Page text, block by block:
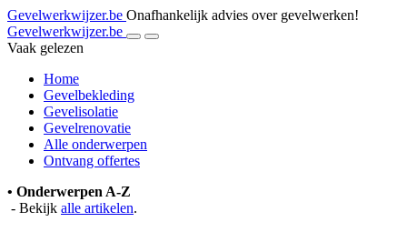
Gevelwerkwijzer.be Onafhankelijk advies over gevelwerken!
Gevelwerkwijzer.be
Vaak gelezen
Home
Gevelbekleding
Gevelisolatie
Gevelrenovatie
Alle onderwerpen
Ontvang offertes
• Onderwerpen A-Z
- Bekijk alle artikelen.